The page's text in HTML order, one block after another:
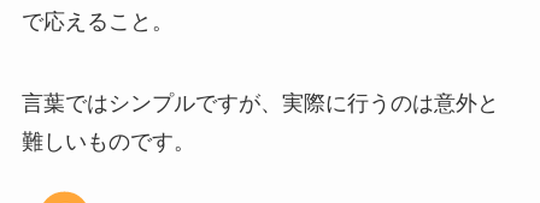
で応えること。
言葉ではシンプルですが、実際に行うのは意外と
難しいものです。